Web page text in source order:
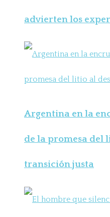
advierten los
Argentina en la
de la promesa del
transición justa